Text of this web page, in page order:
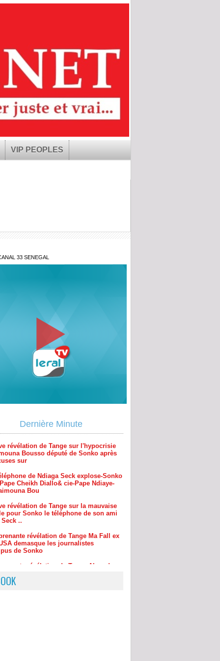
VIP PEOPLES
33 SENEGAL
Dernière Minute
révélation de Tange sur l'hypocrisie
Bousso député de Sonko après
sur
de Ndiaga Seck explose-Sonko
Cheikh Diallo& cie-Pape Ndiaye-
Bou
révélation de Tange sur la mauvaise
pour Sonko le téléphone de son ami
Seck ..
révélation de Tange Ma Fall ex
demasque les journalistes
de Sonko
révélation de Tange Ahmed
Me T'allais tirent sur le ministre
Diouf
face au communiqué du
sur F D